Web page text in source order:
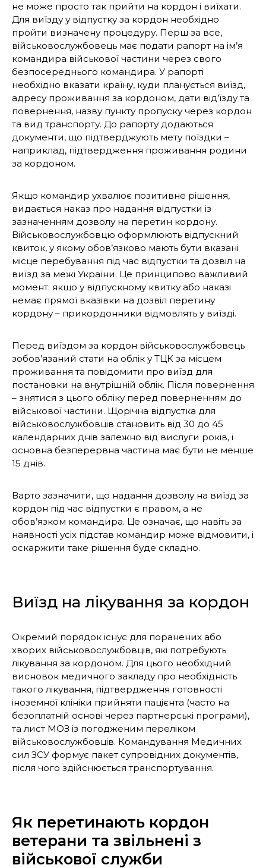
не може просто так прийти на кордон і виїхати.
Для виїзду у відпустку за кордон необхідно
пройти визначену процедуру. Перш за все,
військовослужбовець має подати рапорт на ім’я
командира військової частини через свого
безпосереднього командира. У рапорті
необхідно вказати країну, куди планується виїзд,
адресу проживання за кордоном, дати від’їзду та
повернення, назву пункту пропуску через кордон
та вид транспорту. До рапорту додаються
документи, що підтверджують мету поїздки –
наприклад, підтвердження проживання родини
за кордоном.
Якщо командир ухвалює позитивне рішення,
видається наказ про надання відпустки із
зазначенням дозволу на перетин кордону.
Військовослужбовцю оформлюють відпускний
квиток, у якому обов’язково мають бути вказані
місце перебування під час відпустки та дозвіл на
виїзд за межі України. Це принципово важливий
момент: якщо у відпускному квитку або наказі
немає прямої вказівки на дозвіл перетину
кордону – прикордонники відмовлять у виїзді.
Перед виїздом за кордон військовослужбовець
зобов’язаний стати на облік у ТЦК за місцем
проживання та повідомити про виїзд для
постановки на внутрішній облік. Після повернення
– знятися з цього обліку перед поверненням до
військової частини. Щорічна відпустка для
військовослужбовців становить від 30 до 45
календарних днів залежно від вислуги років, і
основна безперервна частина має бути не менше
15 днів.
Варто зазначити, що надання дозволу на виїзд за
кордон під час відпустки є правом, а не
обов’язком командира. Це означає, що навіть за
наявності усіх підстав командир може відмовити, і
оскаржити таке рішення буде складно.
Виїзд на лікування за кордон
Окремий порядок існує для поранених або
хворих військовослужбовців, які потребують
лікування за кордоном. Для цього необхідний
висновок медичного закладу про необхідність
такого лікування, підтвердження готовності
іноземної клініки прийняти пацієнта (часто на
безоплатній основі через партнерські програми),
та лист МОЗ із погодженим переліком
військовослужбовців. Командування Медичних
сил ЗСУ формує пакет супровідних документів,
після чого здійснюється транспортування.
Як перетинають кордон
ветерани та звільнені з
військової служби